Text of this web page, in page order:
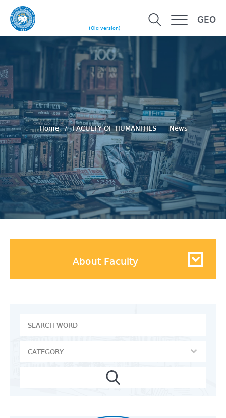
(Old version)
GEO
Home FACULTY OF HUMANITIES News
About Faculty